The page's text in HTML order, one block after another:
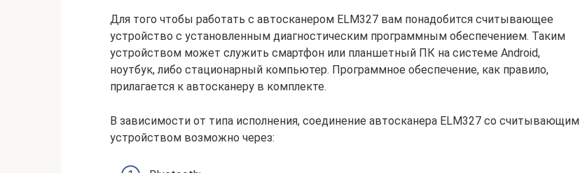
Для того чтобы работать с автосканером ELM327 вам понадобится считывающее
устройство с установленным диагностическим программным обеспечением. Таким
устройством может служить смартфон или планшетный ПК на системе Android,
ноутбук, либо стационарный компьютер. Программное обеспечение, как правило,
прилагается к автосканеру в комплекте.
В зависимости от типа исполнения, соединение автосканера ELM327 со считывающим
устройством возможно через: